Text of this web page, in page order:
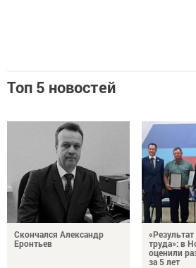
Топ 5 новостей
Скончался Александр
Еронтьев
труда»: в
оценили
за 5 лет